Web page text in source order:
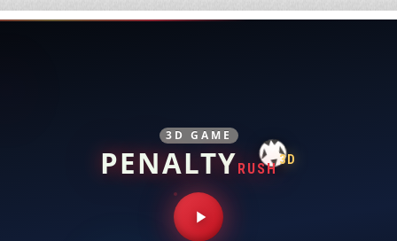
3D GAME
PENALTYRUSH
3D